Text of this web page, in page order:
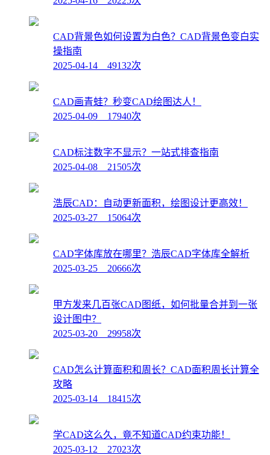
CAD背景色如何设置为白色？CAD背景色变白实
操指南
2025-04-14 49132次
CAD画青蛙？秒变CAD绘图达人！
2025-04-09 17940次
CAD标注数字不显示？一站式排查指南
2025-04-08 21505次
浩辰CAD：自动更新面积，绘图设计更高效！
2025-03-27 15064次
CAD字体库放在哪里？浩辰CAD字体库全解析
2025-03-25 20666次
甲方发来几百张CAD图纸，如何批量合并到一张
设计图中？
2025-03-20 29958次
CAD怎么计算面积和周长？CAD面积周长计算全
攻略
2025-03-14 18415次
学CAD这么久，竟不知道CAD约束功能！
2025-03-12 27023次